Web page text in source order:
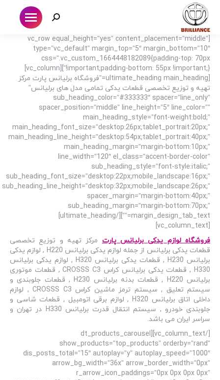
جستجو:
[vc_row equal_height=”yes” content_placement=”middle”
type=”vc_default” margin_top=”5″ margin_bottom=”10″
css=”.vc_custom_1664448182089{padding-top: 70px
!important;padding-bottom: 55px !important;}”][vc_column]
[ultimate_heading main_heading=”فروشگاه برلیانس پارت مرکز
تهیه و توزیع تخصصی قطعات یدکی تمامی مدل های برلیانس”
sub_heading_color=”#333333″ spacer=”line_only”
spacer_position=”middle” line_height=”5″ line_color=””
main_heading_style=”font-weight:bold;”
main_heading_font_size=”desktop:26px;tablet_portrait:20px;”
main_heading_line_height=”desktop:54px;tablet_portrait:40px;”
main_heading_margin=”margin-bottom:10px;”
line_width=”120″ el_class=”accent-border-color”
sub_heading_style=”font-style:italic;”
sub_heading_font_size=”desktop:22px;mobile_landscape:16px;”
sub_heading_line_height=”desktop:32px;mobile_landscape:26px;”
spacer_margin=”margin-bottom:40px;”
sub_heading_margin=”margin-bottom:70px;”
margin_design_tab_text=””][/ultimate_heading]
[vc_column_text]
فروشگاه لوازم یدکی برلیانس پارتمرکز تهیه و توزیع تخصصی
قطعات یدکی برلیانس از جمله لوازم یدکی برلیانس H220 , لوازم یدکی
برلیانس H230 , قطعات یدکی برلیانس H320 , لوازم یدکی برلیانس
H330 , قطعات یدکی برلیانس کراس CROSSS C3 , قطعات موتوری
برلیانس H220 , قطعات بدنه برلیانس H230 , قطعات جلوبندی و
سیستم تعلیق , سیستم ترمز ماشین کراس CROSSS C3 , لوازم
داخلی اتاق برلیانس H320 , لوازم برقی اتومبیل , قطعات شاسی و
جلوبندی خودرو , سیستم انتقال قدرت برلیانس H330 در تهران و
سراسر ایران می باشد.
[/vc_column_text][dt_products_carousel
show_products=”top_products” orderby=”rand”
dis_posts_total=”15″ autoplay=”y” autoplay_speed=”1000″
arrow_bg_width=”36x” arrow_border_width=”0px”
r_arrow_icon_paddings=”0px 0px 0px 0px”